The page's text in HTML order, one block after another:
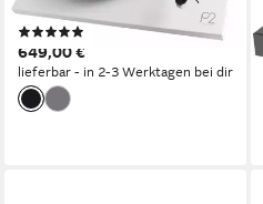
(Riemenantrieb)
649,00 €
lieferbar - in 2-3 Werktagen bei dir